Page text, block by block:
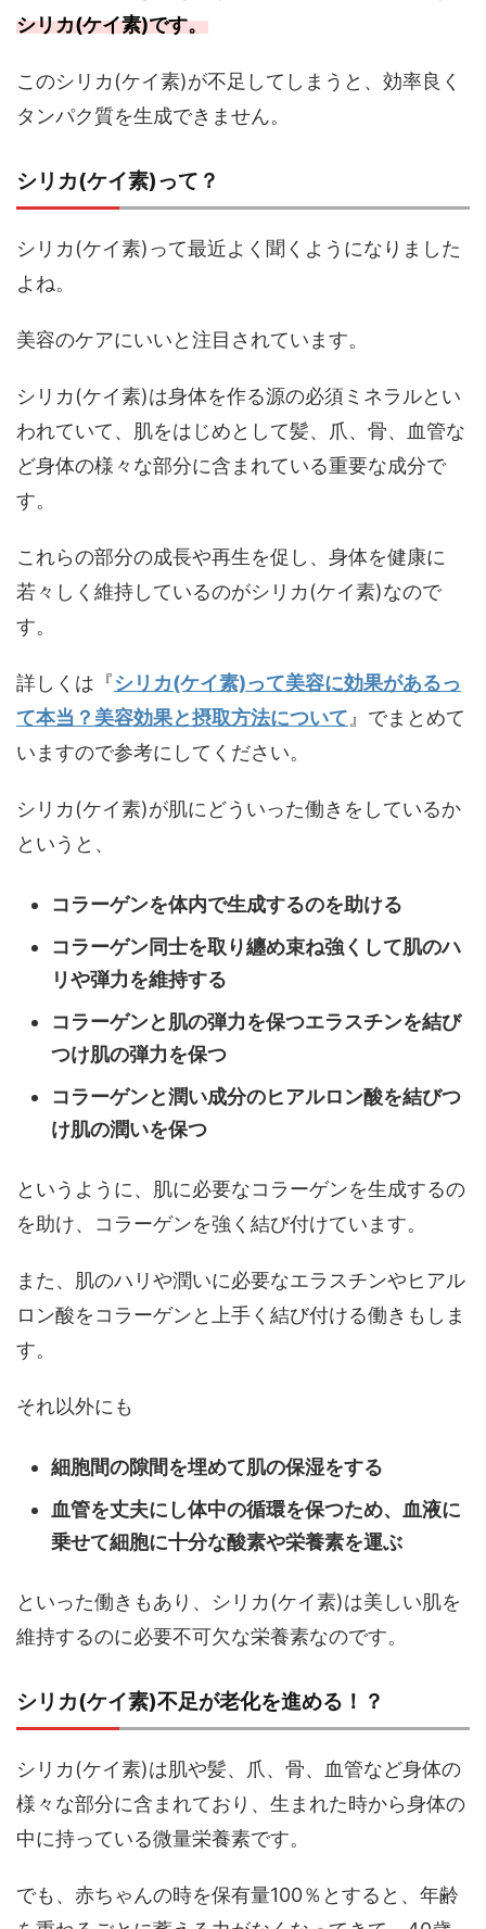
シリカ(ケイ素)です。
このシリカ(ケイ素)が不足してしまうと、効率良く
タンパク質を生成できません。
シリカ(ケイ素)って？
シリカ(ケイ素)って最近よく聞くようになりました
よね。
美容のケアにいいと注目されています。
シリカ(ケイ素)は身体を作る源の必須ミネラルとい
われていて、肌をはじめとして髪、爪、骨、血管な
ど身体の様々な部分に含まれている重要な成分で
す。
これらの部分の成長や再生を促し、身体を健康に
若々しく維持しているのがシリカ(ケイ素)なので
す。
詳しくは『シリカ(ケイ素)って美容に効果があるっ
て本当？美容効果と摂取方法について』でまとめて
いますので参考にしてください。
シリカ(ケイ素)が肌にどういった働きをしているか
というと、
コラーゲンを体内で生成するのを助ける
コラーゲン同士を取り纏め束ね強くして肌のハ
リや弾力を維持する
コラーゲンと肌の弾力を保つエラスチンを結び
つけ肌の弾力を保つ
コラーゲンと潤い成分のヒアルロン酸を結びつ
け肌の潤いを保つ
というように、肌に必要なコラーゲンを生成するの
を助け、コラーゲンを強く結び付けています。
また、肌のハリや潤いに必要なエラスチンやヒアル
ロン酸をコラーゲンと上手く結び付ける働きもしま
す。
それ以外にも
細胞間の隙間を埋めて肌の保湿をする
血管を丈夫にし体中の循環を保つため、血液に
乗せて細胞に十分な酸素や栄養素を運ぶ
といった働きもあり、シリカ(ケイ素)は美しい肌を
維持するのに必要不可欠な栄養素なのです。
シリカ(ケイ素)不足が老化を進める！？
シリカ(ケイ素)は肌や髪、爪、骨、血管など身体の
様々な部分に含まれており、生まれた時から身体の
中に持っている微量栄養素です。
でも、赤ちゃんの時を保有量100％とすると、年齢